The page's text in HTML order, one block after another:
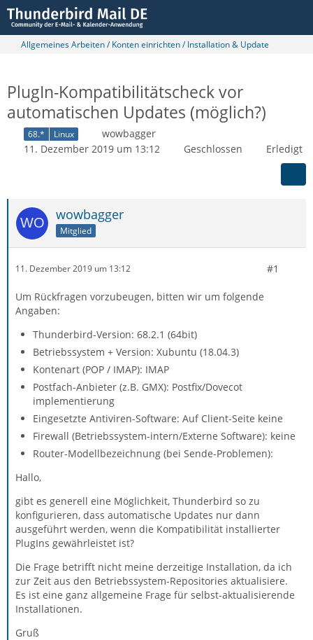
Allgemeines Arbeiten / Konten einrichten / Installation & Update
PlugIn-Kompatibilitätscheck vor
automatischen Updates (möglich?)
68.* Linux
wowbagger
11. Dezember 2019 um 13:12
Geschlossen Erledigt
wowbagger
Mitglied
11. Dezember 2019 um 13:12 #1
Um Rückfragen vorzubeugen, bitten wir um folgende
Angaben:
Thunderbird-Version: 68.2.1 (64bit)
Betriebssystem + Version: Xubuntu (18.04.3)
Kontenart (POP / IMAP): IMAP
Postfach-Anbieter (z.B. GMX): Postfix/Dovecot
implementierung
Eingesetzte Antiviren-Software: Auf Client-Seite keine
Firewall (Betriebssystem-intern/Externe Software): keine
Router-Modellbezeichnung (bei Sende-Problemen):
Hallo,
gibt es generell eine Möglichkeit, Thunderbird so zu
konfigurieren, dass automatische Updates nur dann
ausgeführt werden, wenn die Kompatibilität installierter
PlugIns gewährleistet ist?
Die Frage betrifft nicht meine derzeitige Installation, da ich
zur Zeit aus den Betriebssystem-Repositories aktualisiere.
Es ist eine ganz allgemeine Frage für selbst-aktualisierende
Installationen.
Gruß